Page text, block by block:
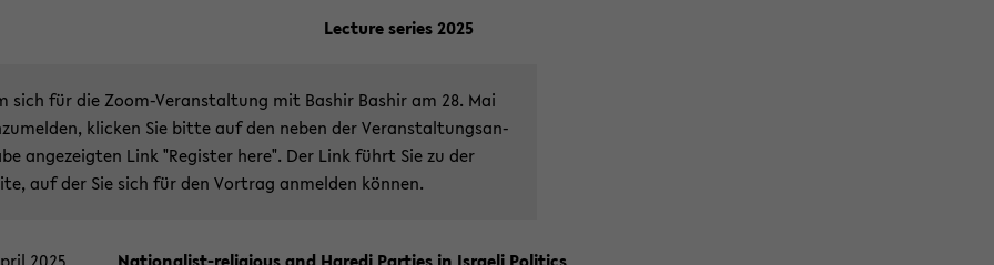
Lec­tu­re se­ries 2025
sich für die Zoom-​Veranstaltung mit Ba­shir Ba­shir am 28. Mai
kli­cken Sie bitte auf den neben der Ver­an­stal­tungs­an­
an­ge­zeig­ten Link "Re­gis­ter here". Der Link führt Sie zu der
auf der Sie sich für den Vor­trag an­mel­den kön­nen.